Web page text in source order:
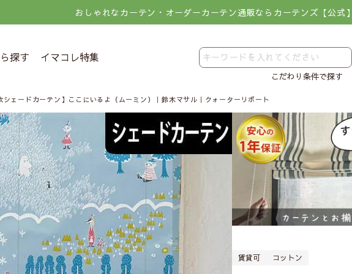
おしゃれなカーテン・オーダーカーテン通販ならカーテンズ【公式
探す イマコレ特集
こだわり条件で探す
シェードカーテン】ここにいるよ（ムーミン）｜鈴木マサル｜クォーターリポート
賃貸可 コットン